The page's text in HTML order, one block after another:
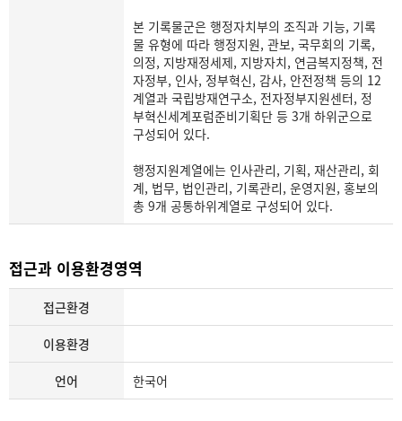
본 기록물군은 행정자치부의 조직과 기능, 기록
물 유형에 따라 행정지원, 관보, 국무회의 기록,
의정, 지방재정세제, 지방자치, 연금복지정책, 전
자정부, 인사, 정부혁신, 감사, 안전정책 등의 12
계열과 국립방재연구소, 전자정부지원센터, 정
부혁신세계포럼준비기획단 등 3개 하위군으로
구성되어 있다.
행정지원계열에는 인사관리, 기획, 재산관리, 회
계, 법무, 법인관리, 기록관리, 운영지원, 홍보의
총 9개 공통하위계열로 구성되어 있다.
접근과 이용환경영역
접근환경
이용환경
언어 한국어